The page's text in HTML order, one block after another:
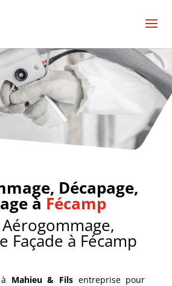
décapage Fécamp,
décapage Fécamp, Devis
décapage Fécamp,
décapage pas cher
Aérogommage, sablage,
menuiserie charpente comble
Décapage,
à Fécamp
Façade à Fécamp
Mahieu & Filsentreprise pour